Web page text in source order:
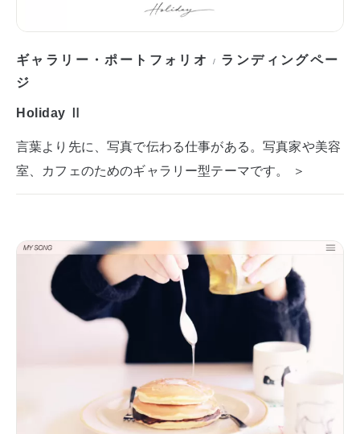
ギャラリー・ポートフォリオ / ランディングペー
ジ
Holiday Ⅱ
言葉より先に、写真で伝わる仕事がある。写真家や美容
室、カフェのためのギャラリー型テーマです。 ＞